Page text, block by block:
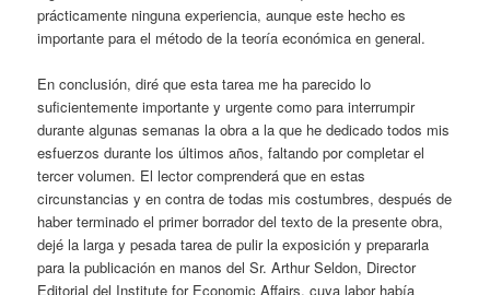
prácticamente ninguna experiencia, aunque este hecho es
importante para el método de la teoría económica en general.
En conclusión, diré que esta tarea me ha parecido lo
suficientemente importante y urgente como para interrumpir
durante algunas semanas la obra a la que he dedicado todos mis
esfuerzos durante los últimos años, faltando por completar el
tercer volumen. El lector comprenderá que en estas
circunstancias y en contra de todas mis costumbres, después de
haber terminado el primer borrador del texto de la presente obra,
dejé la larga y pesada tarea de pulir la exposición y prepararla
para la publicación en manos del Sr. Arthur Seldon, Director
Editorial del Institute for Economic Affairs, cuya labor había